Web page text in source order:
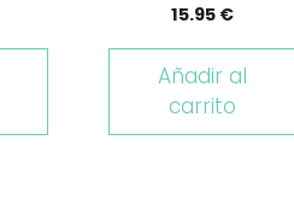
15.95 €
Añadir al
carrito